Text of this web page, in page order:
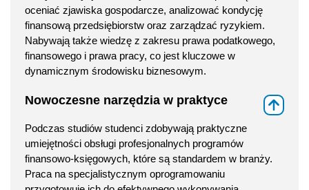
oceniać zjawiska gospodarcze, analizować kondycję
finansową przedsiębiorstw oraz zarządzać ryzykiem.
Nabywają także wiedzę z zakresu prawa podatkowego,
finansowego i prawa pracy, co jest kluczowe w
dynamicznym środowisku biznesowym.
Nowoczesne narzędzia w praktyce
Podczas studiów studenci zdobywają praktyczne
umiejętności obsługi profesjonalnych programów
finansowo-księgowych, które są standardem w branży.
Praca na specjalistycznym oprogramowaniu